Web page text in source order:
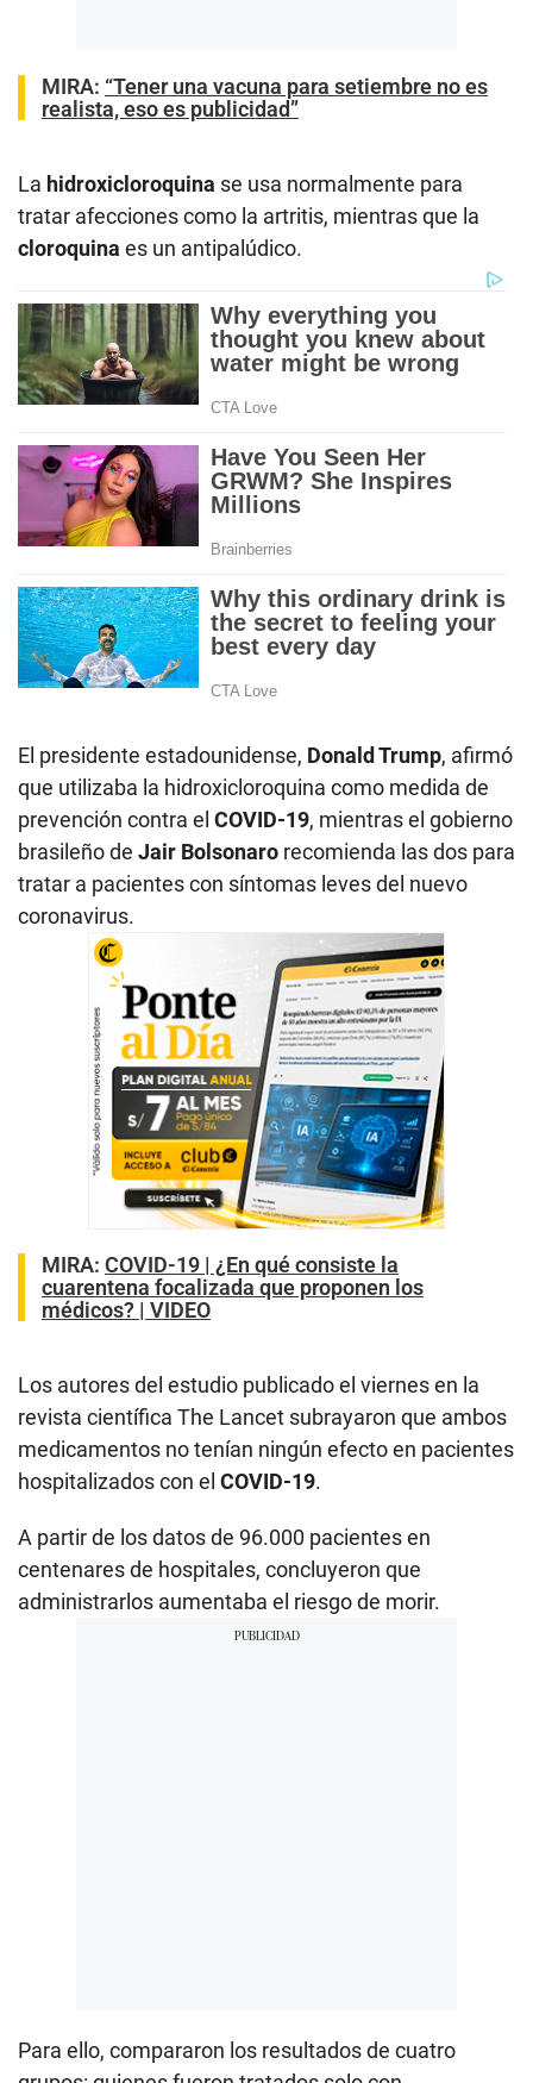
MIRA: “Tener una vacuna para setiembre no es
realista, eso es publicidad”
La hidroxicloroquina se usa normalmente para
tratar afecciones como la artritis, mientras que la
cloroquina es un antipalúdico.
El presidente estadounidense, Donald Trump, afirmó
que utilizaba la hidroxicloroquina como medida de
prevención contra el COVID-19, mientras el gobierno
brasileño de Jair Bolsonaro recomienda las dos para
tratar a pacientes con síntomas leves del nuevo
coronavirus.
MIRA: COVID-19 | ¿En qué consiste la
cuarentena focalizada que proponen los
médicos? | VIDEO
Los autores del estudio publicado el viernes en la
revista científica The Lancet subrayaron que ambos
medicamentos no tenían ningún efecto en pacientes
hospitalizados con el COVID-19.
A partir de los datos de 96.000 pacientes en
centenares de hospitales, concluyeron que
administrarlos aumentaba el riesgo de morir.
Para ello, compararon los resultados de cuatro